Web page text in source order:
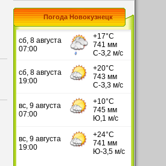
Погода Новокузнецк